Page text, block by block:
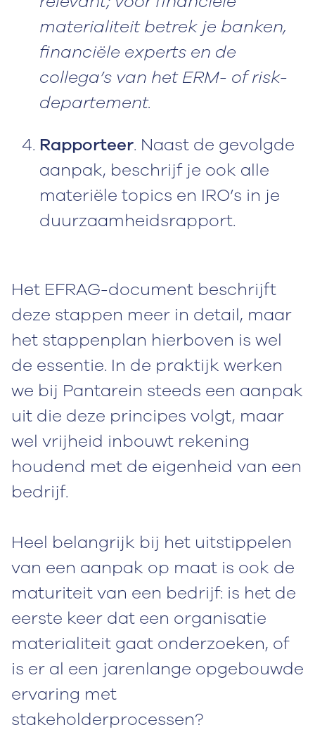
materialiteit betrek je banken,
financiële experts en de
collega’s van het ERM- of risk-
departement.
Rapporteer. Naast de gevolgde
aanpak, beschrijf je ook alle
materiële topics en IRO’s in je
duurzaamheidsrapport.
Het EFRAG-document beschrijft
deze stappen meer in detail, maar
het stappenplan hierboven is wel
de essentie. In de praktijk werken
we bij Pantarein steeds een aanpak
uit die deze principes volgt, maar
wel vrijheid inbouwt rekening
houdend met de eigenheid van een
bedrijf.
Heel belangrijk bij het uitstippelen
van een aanpak op maat is ook de
maturiteit van een bedrijf: is het de
eerste keer dat een organisatie
materialiteit gaat onderzoeken, of
is er al een jarenlange opgebouwde
ervaring met
stakeholderprocessen?